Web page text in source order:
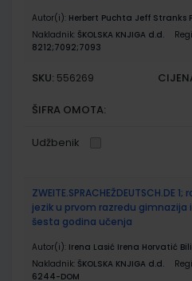
Autor(i): Herbert Puchta Jeff Stranks
Nakladnik: ŠKOLSKA KNJIGA d.d.
8212;7092;7093
SKU: 556269
ŠIFRA OMOTA:
Udžbenik
jezik u prvom razredu gimnazija
šesta godina učenja
Autor(i): Irena Lasić Irena Horvatić
Nakladnik: ŠKOLSKA KNJIGA d.d.
6244-DOM